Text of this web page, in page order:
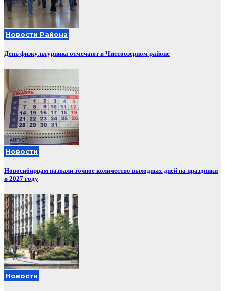
Новости Района
День физкультурника отмечают в Чистоозерном районе
Новости
Новосибирцам назвали точное количество выходных дней на праздники
в 2027 году
Новости